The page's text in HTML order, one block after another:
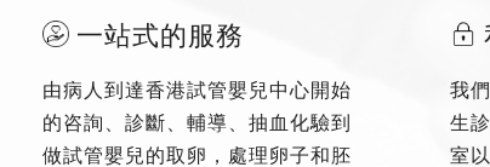
一站式的服務
由病人到達香港試管嬰兒中心開始
的咨詢、診斷、輔導、抽血化驗到
做試管嬰兒的取卵，處理卵子和胚
我
生
室